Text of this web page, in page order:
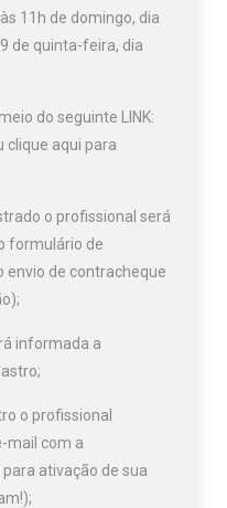
às 11h de domingo, dia
de quinta-feira, dia
do seguinte LINK:
clique aqui para
o profissional será
formulário de
envio de contracheque
informada a
o profissional
mail com a
ativação de sua